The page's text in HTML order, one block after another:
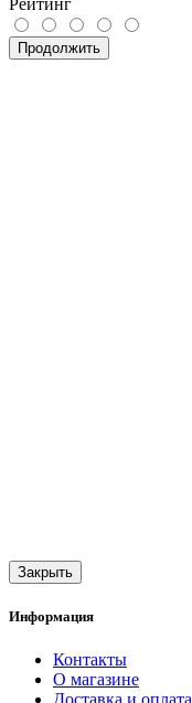
Продолжить
Закрыть
Информация
Контакты
О магазине
Доставка и оплата